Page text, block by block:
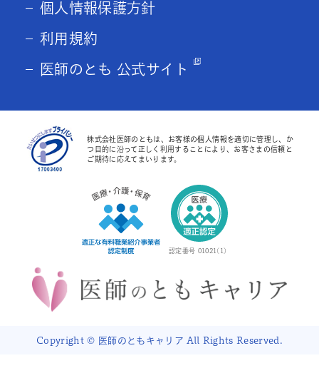
個人情報保護方針
利用規約
医師のとも 公式サイト
認定番号 01021(1)
株式会社医師のともは、お客様の個人情報を適切に管理し、か
つ目的に沿って正しく利用することにより、お客さまの信頼と
ご期待に応えてまいります。
Copyright © 医師のともキャリア All Rights Reserved.